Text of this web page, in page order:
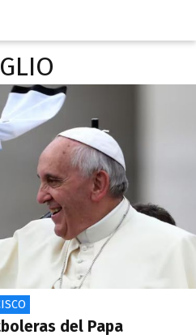
del Papa